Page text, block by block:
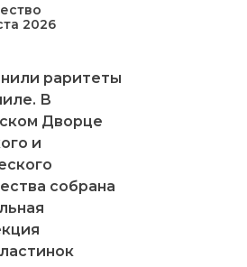
2026
раритеты
В
Дворце
и
собрана